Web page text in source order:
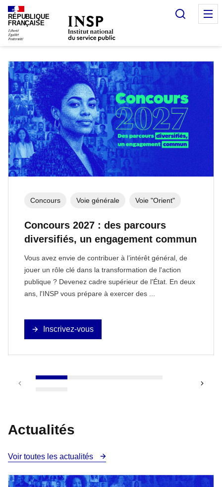
Panneau de gestion des cookies
RÉPUBLIQUE
FRANÇAISE
Concours 2027 : des parcours
diversifiés, un engagement commun
Vous avez envie de contribuer à l’intérêt général, de
jouer un rôle clé dans la transformation de l'action
publique ? Devenez cadre supérieur de l'État. En deux
ans, l'INSP vous prépare à exercer des ...
Concours Voie générale Voie "Orient"
Inscrivez-vous
1
Actualités
Voir toutes les actualités